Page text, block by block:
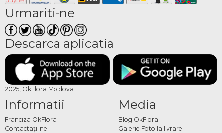
Urmariti-ne
Descarca aplicatia
2025, OkFlora Moldova
Informatii
Franciza OkFlora
Contactaţi-ne
Media
Blog OkFlora
Galerie Foto la livrare